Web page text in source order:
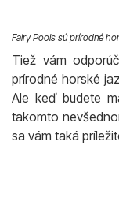
Fairy Pools sú prírodné
Tiež vám
prírodné horské
Ale keď budete
takomto
sa vám taká